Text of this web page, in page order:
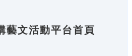
藝文活動平台首頁